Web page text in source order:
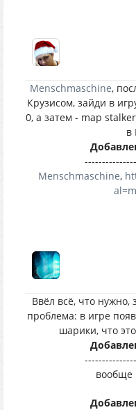
Menschmaschine,
Крузисом, зайди в
0, а затем - map
в
Menschmaschine,
Ввёл всё, что нужно,
проблема: в игре
шарики, что
вообще